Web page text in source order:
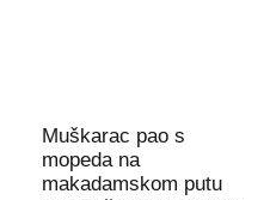
Muškarac pao s
mopeda na
makadamskom putu